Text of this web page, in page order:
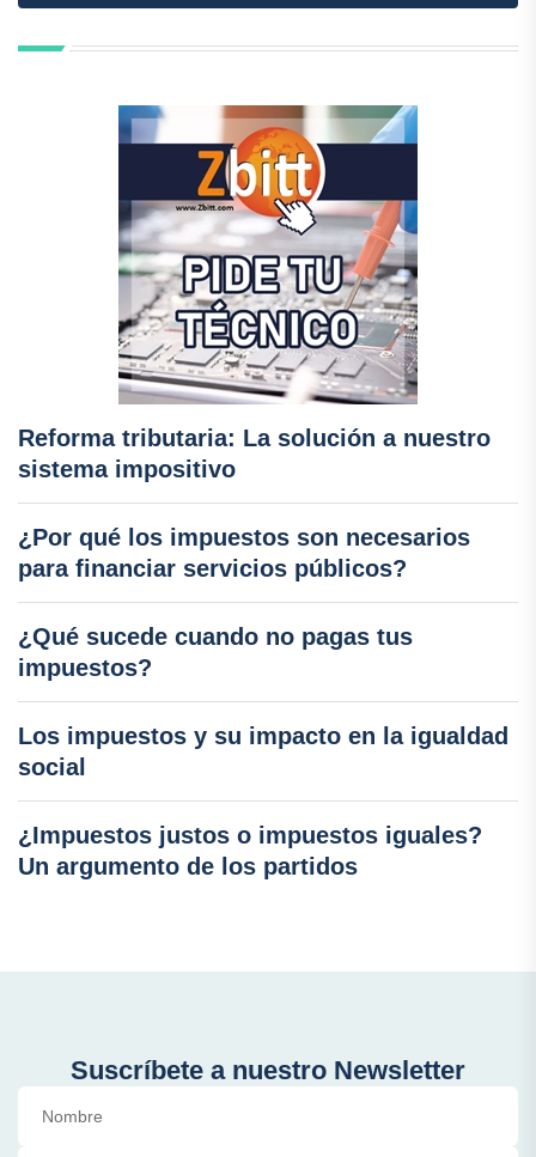
Reforma tributaria: La solución a nuestro
sistema impositivo
¿Por qué los impuestos son necesarios
para financiar servicios públicos?
¿Qué sucede cuando no pagas tus
impuestos?
Los impuestos y su impacto en la igualdad
social
¿Impuestos justos o impuestos iguales?
Un argumento de los partidos
Suscríbete a nuestro Newsletter